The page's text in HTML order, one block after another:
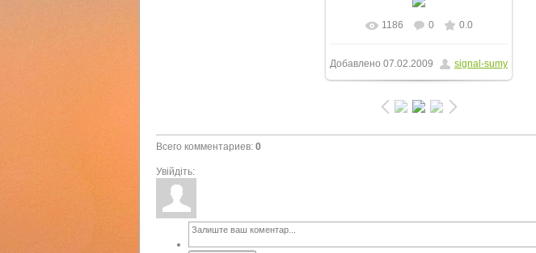
1186 0 0.0
Добавлено 07.02.2009 signal-sumy
Всего комментариев: 0
Увійдіть: